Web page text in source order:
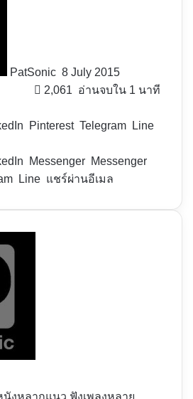
PatSonic 8 July 2015
2,061 อ่านจบใน 1 นาที
Pinterest Telegram
Line
Messenger Messenger
Line แชร์ผ่านอีเมล